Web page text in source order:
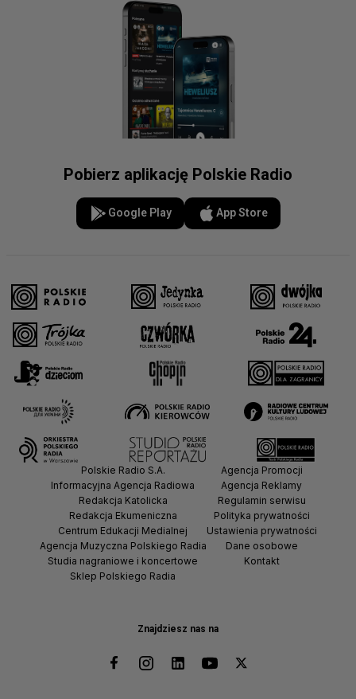
Pobierz aplikację Polskie Radio
Google Play App Store
Znajdziesz nas na
Polskie Radio S.A.
Informacyjna Agencja Radiowa
Redakcja Katolicka
Redakcja Ekumeniczna
Centrum Edukacji Medialnej
Agencja Muzyczna Polskiego Radia
Studia nagraniowe i koncertowe
Sklep Polskiego Radia
Agencja Promocji
Agencja Reklamy
Regulamin serwisu
Polityka prywatności
Ustawienia prywatności
Dane osobowe
Kontakt